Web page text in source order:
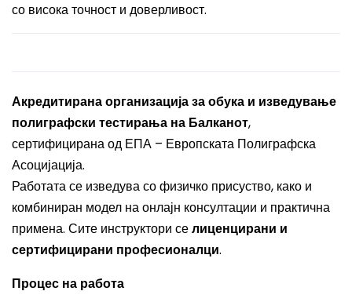
со висока точност и доверливост.
Акредитирана организација за обука и изведување
полиграфски тестирања на Балканот,
сертифицирана од ЕПА – Европската Полиграфска
Асоцијација.
Работата се изведува со физичко присуство, како и
комбиниран модел на онлајн консултации и практична
примена. Сите инструктори селиценцирани и
сертифицирани професионалци.
Процес на работа